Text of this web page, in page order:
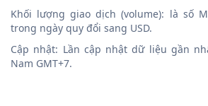
Khối lượng giao dịch (volume): là số
trong ngày quy đổi sang USD.
Cập nhật: Lần cập nhật dữ liệu gần
Nam GMT+7.